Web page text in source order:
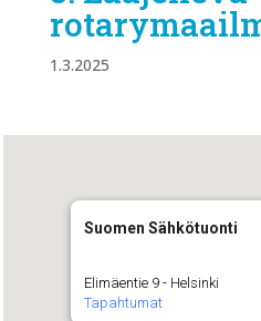
1.3.2025
Suomen Sähkötuonti
Elimäentie 9 - Helsinki
Tapahtumat